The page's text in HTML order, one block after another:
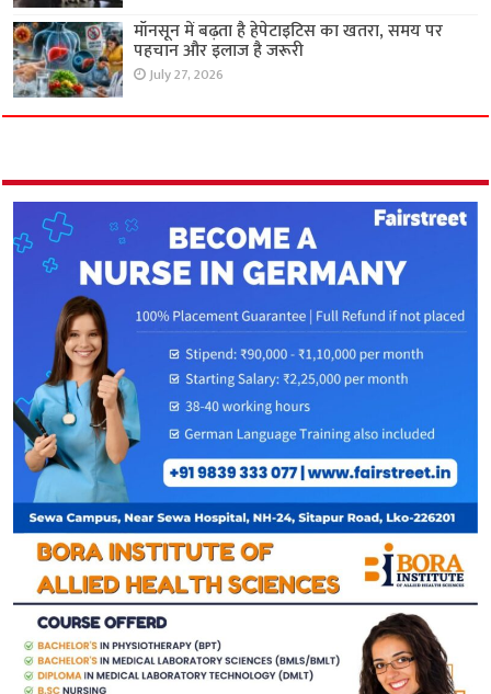
मॉनसून में बढ़ता है हेपेटाइटिस का खतरा, समय पर
पहचान और इलाज है जरूरी
July 27, 2026